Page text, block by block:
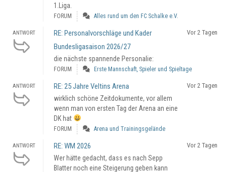
1.Liga.
FORUM Alles rund um den FC Schalke e.V.
ANTWORT
RE: Personalvorschläge und Kader
Bundesligasaison 2026/27
die nächste spannende Personalie:
Vor 2 Tagen
FORUM Erste Mannschaft, Spieler und Spieltage
ANTWORT RE: 25 Jahre Veltins Arena
wirklich schöne Zeitdokumente, vor allem
wenn man von ersten Tag der Arena an eine
DK hat
Vor 2 Tagen
FORUM Arena und Trainingsgelände
ANTWORT RE: WM 2026
Wer hätte gedacht, dass es nach Sepp
Blatter noch eine Steigerung geben kann
Vor 2 Tagen